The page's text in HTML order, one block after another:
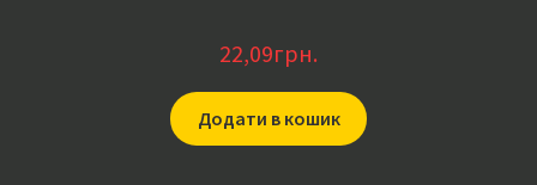
22,09грн.
Додати в кошик